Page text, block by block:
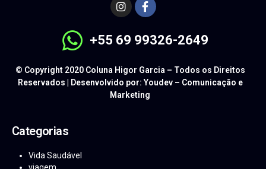
+55 69 99326-2649
© Copyright 2020 Coluna Higor Garcia – Todos os Direitos
Reservados | Desenvolvido por: Youdev – Comunicação e
Marketing
Categorias
Vida Saudável
viagem